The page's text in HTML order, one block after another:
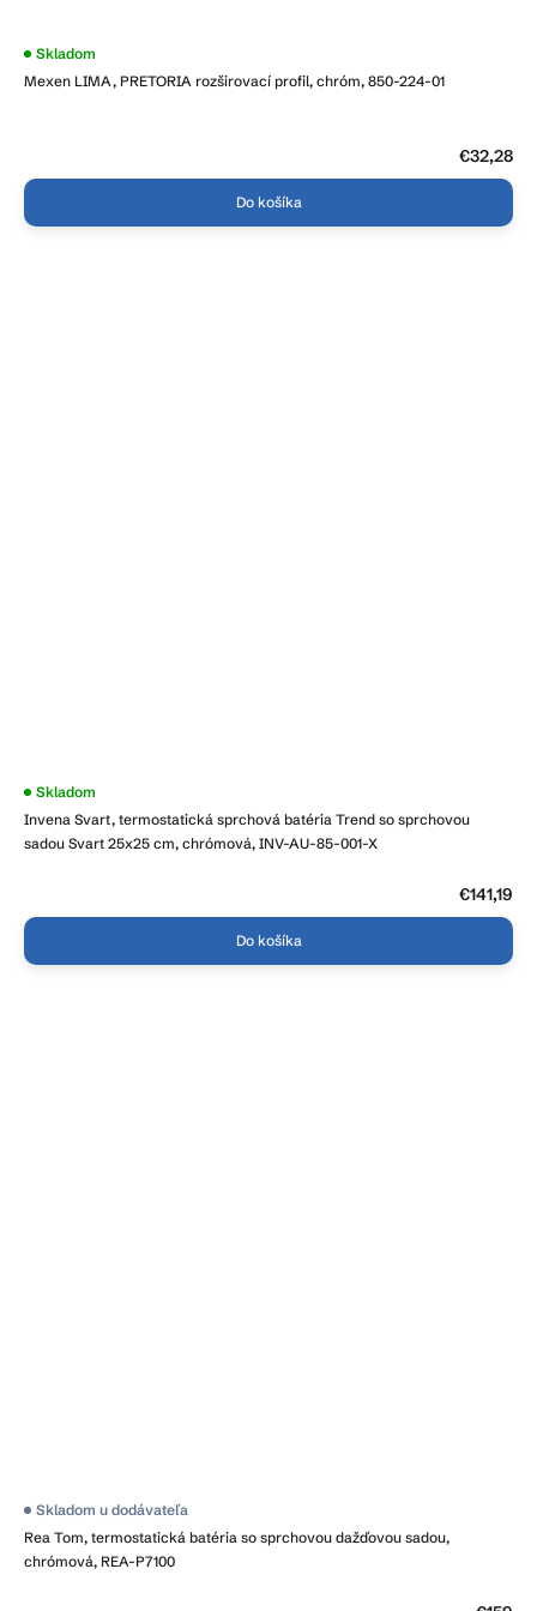
Mexen LIMA, PRETORIA rozširovací profil, chróm, 850-224-01
Skladom
€32,28
Do košíka
Invena Svart, termostatická sprchová batéria Trend so sprchovou
sadou Svart 25x25 cm, chrómová, INV-AU-85-001-X
Skladom
€141,19
Do košíka
Rea Tom, termostatická batéria so sprchovou dažďovou sadou,
chrómová, REA-P7100
Priemerné
produktu
je
Skladom u dodávateľa